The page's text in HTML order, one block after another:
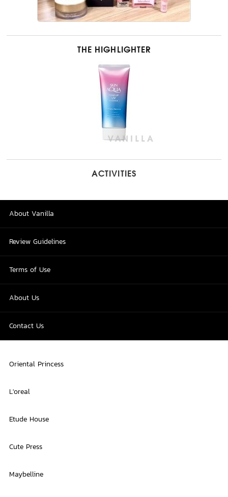
THE HIGHLIGHTER
ACTIVITIES
About Vanilla
Review Guidelines
Terms of Use
About Us
Contact Us
Oriental Princess
L'oreal
Etude House
Cute Press
Maybelline